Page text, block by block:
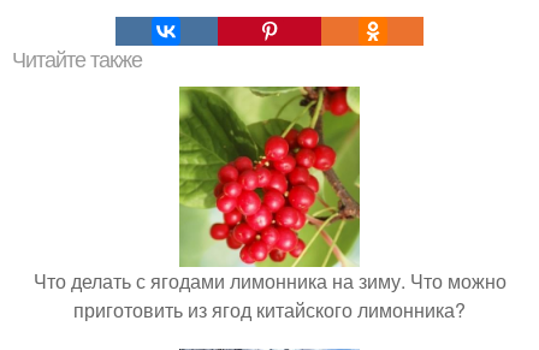
Читайте также
Что делать с ягодами лимонника на зиму. Что можно
приготовить из ягод китайского лимонника?